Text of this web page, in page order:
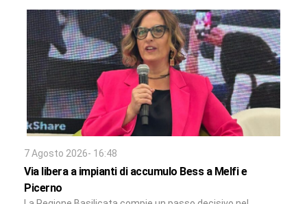
7 Agosto 2026- 16:48
Via libera a impianti di accumulo Bess a Melfi e
Picerno